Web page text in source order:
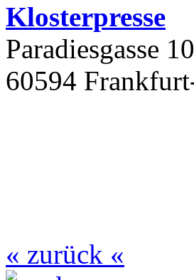
Klosterpresse
Paradiesgasse 10
60594
« zurück «